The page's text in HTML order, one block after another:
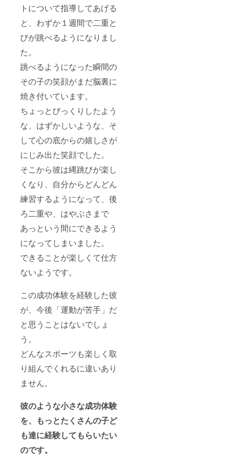
トについて指導してあげる
と、わずか１週間で二重と
びが跳べるようになりまし
た。
跳べるようになった瞬間の
その子の笑顔がまだ脳裏に
焼き付いています。
ちょっとびっくりしたよう
な、はずかしいような、そ
して心の底からの嬉しさが
にじみ出た笑顔でした。
そこから彼は縄跳びが楽し
くなり、自分からどんどん
練習するようになって、後
ろ二重や、はやぶさまで
あっという間にできるよう
になってしまいました。
できることが楽しくて仕方
ないようです。
この成功体験を経験した彼
が、今後「運動が苦手」だ
と思うことはないでしょ
う。
どんなスポーツも楽しく取
り組んでくれるに違いあり
ません。
彼のような小さな成功体験
を、もっとたくさんの子ど
も達に経験してもらいたい
のです。